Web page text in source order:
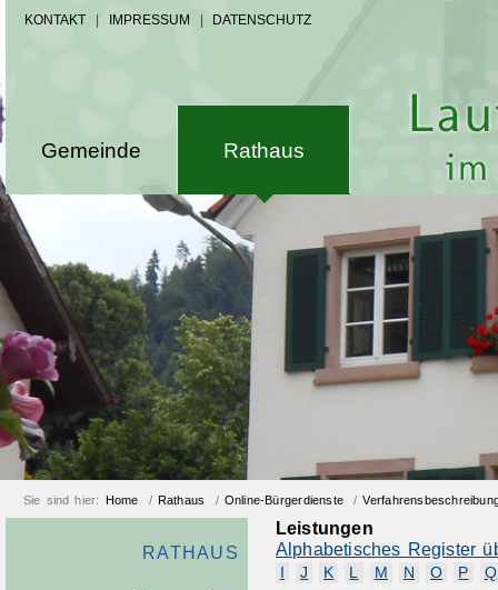
KONTAKT IMPRESSUM DATENSCHUTZ
Gemeinde Rathaus
Sie sind hier: Home / Rathaus / Online-Bürgerdienste /
RATHAUS
Leistungen
Alphabetisches Register
J K L M N O P Q